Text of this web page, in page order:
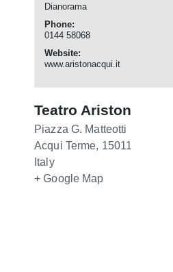
Dianorama
Phone:
0144 58068
Website:
www.aristonacqui.it
Teatro Ariston
Piazza G. Matteotti
Acqui Terme, 15011
Italy
+ Google Map